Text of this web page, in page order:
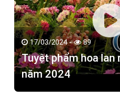
17/03/2024 - 89
Tuyệt phẩm hoa
năm 2024